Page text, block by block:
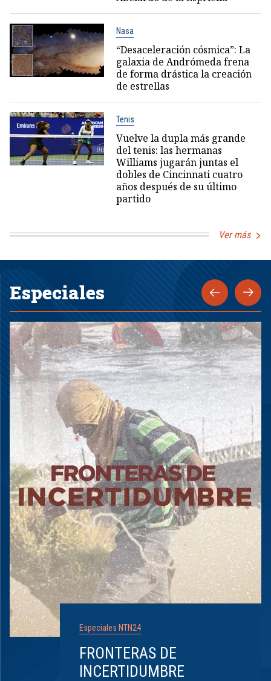
Nasa
“Desaceleración cósmica”: La
galaxia de Andrómeda frena
de forma drástica la creación
de estrellas
Tenis
Vuelve la dupla más grande
del tenis: las hermanas
Williams jugarán juntas el
dobles de Cincinnati cuatro
años después de su último
partido
Ver más
Especiales
Especiales NTN24
FRONTERAS DE
INCERTIDUMBRE